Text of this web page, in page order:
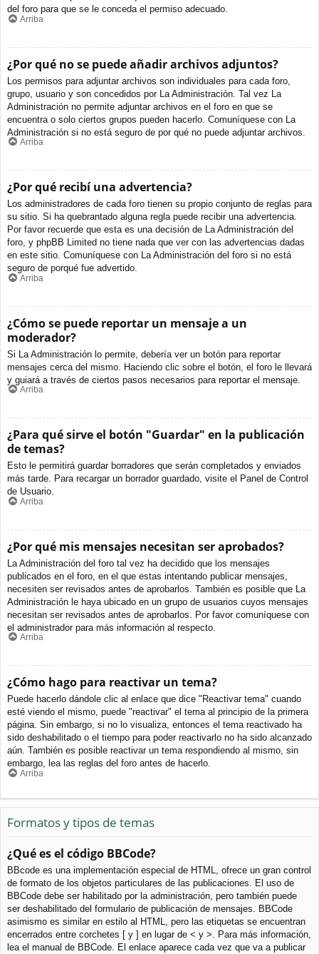
del foro para que se le conceda el permiso adecuado.
Arriba
¿Por qué no se puede añadir archivos adjuntos?
Los permisos para adjuntar archivos son individuales para cada foro,
grupo, usuario y son concedidos por La Administración. Tal vez La
Administración no permite adjuntar archivos en el foro en que se
encuentra o solo ciertos grupos pueden hacerlo. Comuníquese con La
Administración si no está seguro de por qué no puede adjuntar archivos.
Arriba
¿Por qué recibí una advertencia?
Los administradores de cada foro tienen su propio conjunto de reglas para
su sitio. Si ha quebrantado alguna regla puede recibir una advertencia.
Por favor recuerde que esta es una decisión de La Administración del
foro, y phpBB Limited no tiene nada que ver con las advertencias dadas
en este sitio. Comuníquese con La Administración del foro si no está
seguro de porqué fue advertido.
Arriba
¿Cómo se puede reportar un mensaje a un
moderador?
Si La Administración lo permite, debería ver un botón para reportar
mensajes cerca del mismo. Haciendo clic sobre el botón, el foro le llevará
y guiará a través de ciertos pasos necesarios para reportar el mensaje.
Arriba
¿Para qué sirve el botón "Guardar" en la publicación
de temas?
Esto le permitirá guardar borradores que serán completados y enviados
más tarde. Para recargar un borrador guardado, visite el Panel de Control
de Usuario.
Arriba
¿Por qué mis mensajes necesitan ser aprobados?
La Administración del foro tal vez ha decidido que los mensajes
publicados en el foro, en el que estas intentando publicar mensajes,
necesiten ser revisados antes de aprobarlos. También es posible que La
Administración le haya ubicado en un grupo de usuarios cuyos mensajes
necesitan ser revisados antes de aprobarlos. Por favor comuníquese con
el administrador para más información al respecto.
Arriba
¿Cómo hago para reactivar un tema?
Puede hacerlo dándole clic al enlace que dice "Reactivar tema" cuando
esté viendo el mismo, puede "reactivar" el tema al principio de la primera
página. Sin embargo, si no lo visualiza, entonces el tema reactivado ha
sido deshabilitado o el tiempo para poder reactivarlo no ha sido alcanzado
aún. También es posible reactivar un tema respondiendo al mismo, sin
embargo, lea las reglas del foro antes de hacerlo.
Arriba
Formatos y tipos de temas
¿Qué es el código BBCode?
BBcode es una implementación especial de HTML, ofrece un gran control
de formato de los objetos particulares de las publicaciones. El uso de
BBCode debe ser habilitado por la administración, pero también puede
ser deshabilitado del formulario de publicación de mensajes. BBCode
asimismo es similar en estilo al HTML, pero las etiquetas se encuentran
encerrados entre corchetes [ y ] en lugar de < y >. Para más información,
lea el manual de BBCode. El enlace aparece cada vez que va a publicar